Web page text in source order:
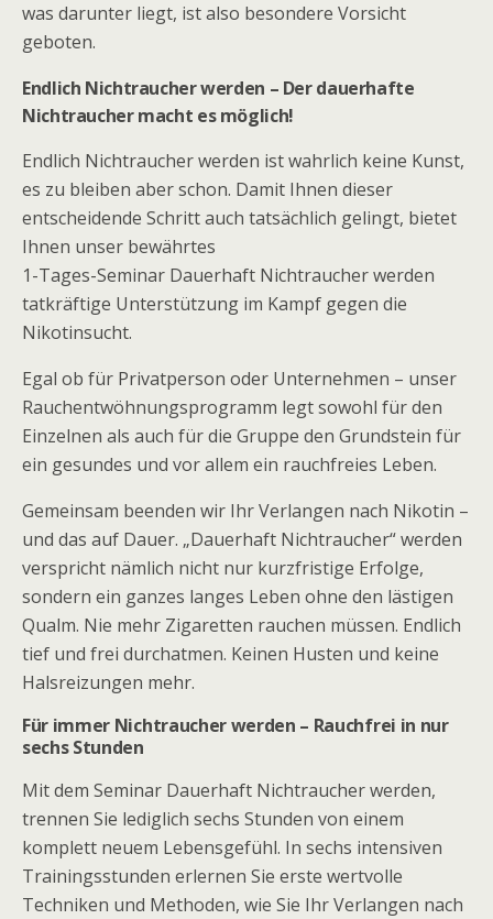
was darunter liegt, ist also besondere Vorsicht
geboten.
Endlich Nichtraucher werden – Der dauerhafte
Nichtraucher macht es möglich!
Endlich Nichtraucher werden ist wahrlich keine Kunst,
es zu bleiben aber schon. Damit Ihnen dieser
entscheidende Schritt auch tatsächlich gelingt, bietet
Ihnen unser bewährtes
1-Tages-Seminar Dauerhaft Nichtraucher werden
tatkräftige Unterstützung im Kampf gegen die
Nikotinsucht.
Egal ob für Privatperson oder Unternehmen – unser
Rauchentwöhnungsprogramm legt sowohl für den
Einzelnen als auch für die Gruppe den Grundstein für
ein gesundes und vor allem ein rauchfreies Leben.
Gemeinsam beenden wir Ihr Verlangen nach Nikotin –
und das auf Dauer. „Dauerhaft Nichtraucher“ werden
verspricht nämlich nicht nur kurzfristige Erfolge,
sondern ein ganzes langes Leben ohne den lästigen
Qualm. Nie mehr Zigaretten rauchen müssen. Endlich
tief und frei durchatmen. Keinen Husten und keine
Halsreizungen mehr.
Für immer Nichtraucher werden – Rauchfrei in nur
sechs Stunden
Mit dem Seminar Dauerhaft Nichtraucher werden,
trennen Sie lediglich sechs Stunden von einem
komplett neuem Lebensgefühl. In sechs intensiven
Trainingsstunden erlernen Sie erste wertvolle
Techniken und Methoden, wie Sie Ihr Verlangen nach